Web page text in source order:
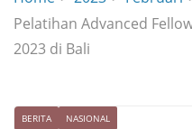
Pelatihan Advanced
2023 di Bali
BERITA NASIONAL